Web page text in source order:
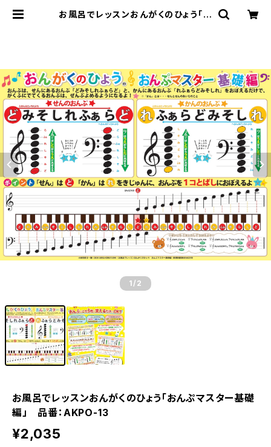
お風呂でレッスンおんがくのひょう「お
1 /2
お風呂でレッスンおんがくのひょう「おんぷマスター基礎
編」 品番：AKPO-13
¥2,035